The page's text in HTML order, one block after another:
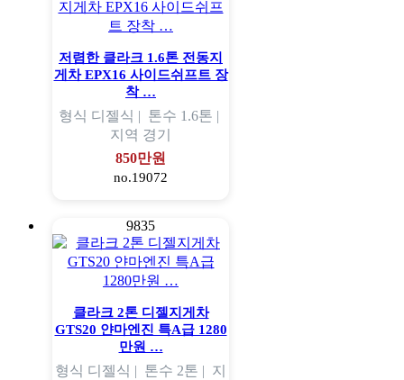
저렴한 클라크 1.6톤 전동지
게차 EPX16 사이드쉬프트 장
착 …
형식 디젤식 | 톤수 1.6톤 |
지역 경기
850만원
no.19072
9835
클라크 2톤 디젤지게차
GTS20 얀마엔진 특A급 1280
만원 …
형식 디젤식 | 톤수 2톤 | 지